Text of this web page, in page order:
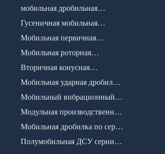
мобильная дробильная
установка на гусеничном ходу
Гусеничная мобильная
дробильная установка
Мобильная первичная
щёковая дробилка
Мобильная роторная
дробилка
Вторичная конусная
дробилка+грохот
Мобильная ударная дробилка
с вертикальным валком
Мобильный вибрационный
грохот
Модульная производственная
линия SMP
Мобильная дробилка по серии
NK
Полумобильная ДСУ серии